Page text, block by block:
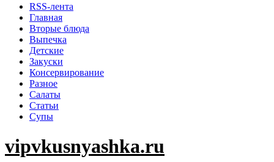
RSS-лента
Главная
Вторые блюда
Выпечка
Детские
Закуски
Консервирование
Разное
Салаты
Статьи
Супы
vipvkusnyashka.ru